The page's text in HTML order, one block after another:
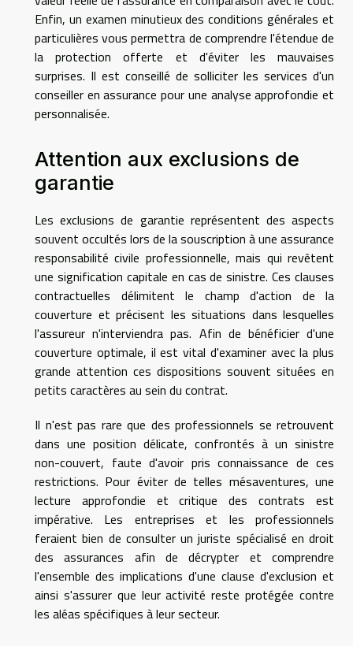
Enfin, un examen minutieux des conditions générales et
particulières vous permettra de comprendre l'étendue de
la protection offerte et d'éviter les mauvaises
surprises. Il est conseillé de solliciter les services d'un
conseiller en assurance pour une analyse approfondie et
personnalisée.
Attention aux exclusions de
garantie
Les exclusions de garantie représentent des aspects
souvent occultés lors de la souscription à une assurance
responsabilité civile professionnelle, mais qui revêtent
une signification capitale en cas de sinistre. Ces clauses
contractuelles délimitent le champ d'action de la
couverture et précisent les situations dans lesquelles
l'assureur n'interviendra pas. Afin de bénéficier d'une
couverture optimale, il est vital d'examiner avec la plus
grande attention ces dispositions souvent situées en
petits caractères au sein du contrat.
Il n'est pas rare que des professionnels se retrouvent
dans une position délicate, confrontés à un sinistre
non-couvert, faute d'avoir pris connaissance de ces
restrictions. Pour éviter de telles mésaventures, une
lecture approfondie et critique des contrats est
impérative. Les entreprises et les professionnels
feraient bien de consulter un juriste spécialisé en droit
des assurances afin de décrypter et comprendre
l'ensemble des implications d'une clause d'exclusion et
ainsi s'assurer que leur activité reste protégée contre
les aléas spécifiques à leur secteur.